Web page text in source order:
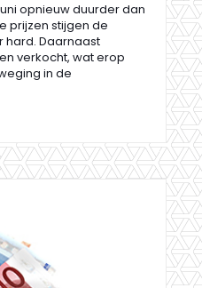
opnieuw duurder dan
prijzen stijgen de
hard. Daarnaast
verkocht, wat erop
in de